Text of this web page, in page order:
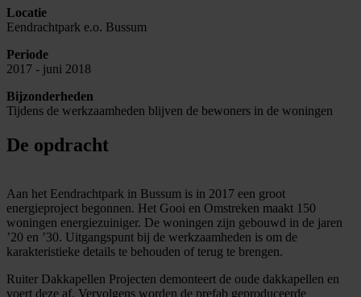
Locatie
Eendrachtpark e.o. Bussum
Periode
2017 - juni 2018
Bijzonderheden
Tijdens de werkzaamheden blijven de bewoners in de woningen
De opdracht
Aan het Eendrachtpark in Bussum is in 2017 een groot
energieproject begonnen. Het Gooi en Omstreken maakt 150
woningen energiezuiniger. De woningen zijn gebouwd in de jaren
’20 en ’30. Uitgangspunt bij de werkzaamheden is om de
karakteristieke details te behouden of terug te brengen.
Ruiter Dakkapellen Projecten demonteert de oude dakkapellen en
voert deze af. Vervolgens worden de prefab geproduceerde